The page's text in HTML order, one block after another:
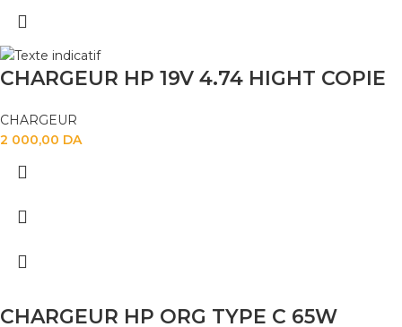
CHARGEUR HP 19V 4.74 HIGHT COPIE
CHARGEUR
2 000,00 DA
CHARGEUR HP ORG TYPE C 65W